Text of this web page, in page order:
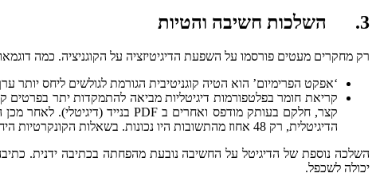
3. השלכות חשיבה והטיות
רק מחקרים מעטים פורסמו על השפעת הדיגיטיזציה על הקוגניציה. כמה
‘אפקט הפרימיום’ הוא הטיה קוגניטיבית הגורמת לגולשים ליחס יותר
קריאת חומר בפלטפורמות דיגיטליות מביאה להתמקדות יתר בפרטים
הדיגיטלית, רק 48 אחוז מהתשובות היו נכונות. בשאלות הקונקרטיות היחס היה 85% מול 73% נכונים, בהתאמה.
השלכה נוספת של הדיגיטל על החשיבה נובעת מהפחתה בכתיבה ידנית.
יכולה לשכפל.